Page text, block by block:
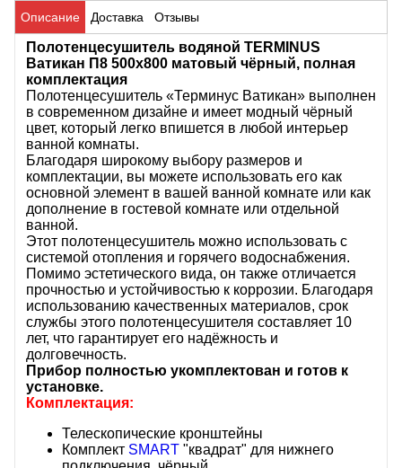
Описание Доставка Отзывы
Полотенцесушитель водяной TERMINUS
Ватикан П8 500х800 матовый чёрный, полная
комплектация
Полотенцесушитель «Терминус Ватикан» выполнен
в современном дизайне и имеет модный чёрный
цвет, который легко впишется в любой интерьер
ванной комнаты.
Благодаря широкому выбору размеров и
комплектации, вы можете использовать его как
основной элемент в вашей ванной комнате или как
дополнение в гостевой комнате или отдельной
ванной.
Этот полотенцесушитель можно использовать с
системой отопления и горячего водоснабжения.
Помимо эстетического вида, он также отличается
прочностью и устойчивостью к коррозии. Благодаря
использованию качественных материалов, срок
службы этого полотенцесушителя составляет 10
лет, что гарантирует его надёжность и
долговечность.
Прибор полностью укомплектован и готов к
установке.
Комплектация:
Телескопические кронштейны
Комплект SMART "квадрат" для нижнего